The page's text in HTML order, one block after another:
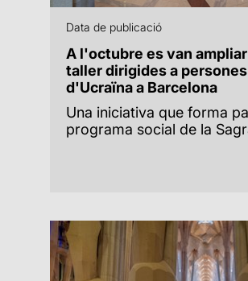
Data de publicació
A l'octubre es van
taller dirigides a
d'Ucraïna a Barcelona
Una iniciativa que forma
programa social de la